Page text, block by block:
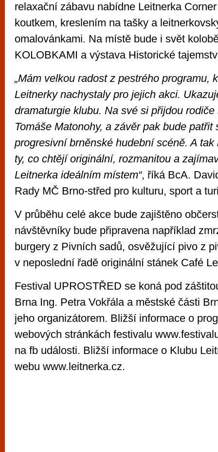
relaxační zábavu nabídne Leitnerka
koutkem, kreslením na tašky a
omalovánkami. Na místě bude i svět
KOLOBKAMI a výstava Historické
„Mám velkou radost z pestrého programu,
Leitnerky nachystaly pro jejich akci.
dramaturgie klubu. Na své si přijdou
Tomáše Matonohy, a závěr pak bude patřit
progresivní brněnské hudební scéně. A
ty, co chtějí originální, rozmanitou a
Leitnerka ideálním místem“, říká BcA.
Rady MČ Brno-střed pro kulturu, sport a
V průběhu celé akce bude zajištěno
návštěvníky bude připravena například
burgery z Pivních sadů, osvěžující pivo z
v neposlední řadě originální stánek Café
Festival UPROSTŘED se koná pod
Brna Ing. Petra Vokřála a městské části
jeho organizátorem. Bližší informace o
webových stránkách festivalu
na fb události. Bližší informace o Klubu
webu www.leitnerka.cz.